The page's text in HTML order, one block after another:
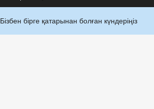
Бізбен бірге қатарынан болған күндеріңіз